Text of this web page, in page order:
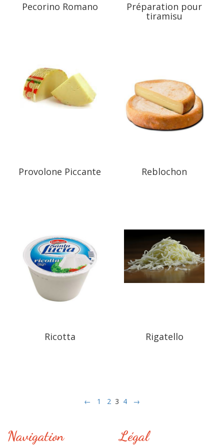
Pecorino Romano Préparation pour
tiramisu
Provolone Piccante Reblochon
Ricotta Rigatello
← 1 2 3 4 →
Navigation Légal